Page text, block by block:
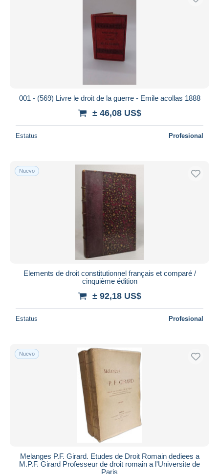
001 - (569) Livre le droit de la guerre - Emile acollas 1888
± 46,08 US$
Estatus Profesional
Nuevo
Elements de droit constitutionnel français et comparé /
cinquième édition
± 92,18 US$
Estatus Profesional
Nuevo
Melanges P.F. Girard. Etudes de Droit Romain dediees a
M.P.F. Girard Professeur de droit romain a l'Universite de
Paris